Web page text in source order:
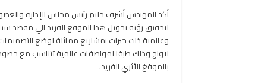
أكد المهندس أشرف حليم رئيس مجلس الإدارة والعضو
لتحقيق رؤية تحويل هذا الموقع الفريد الي مقصد
وعالمية ذات خبرات بمشاريع مماثلة لوضع
لاونج وذلك طبقا لمواصفات عالمية تتناسب مع
بالموقغ الأثري الفريد.